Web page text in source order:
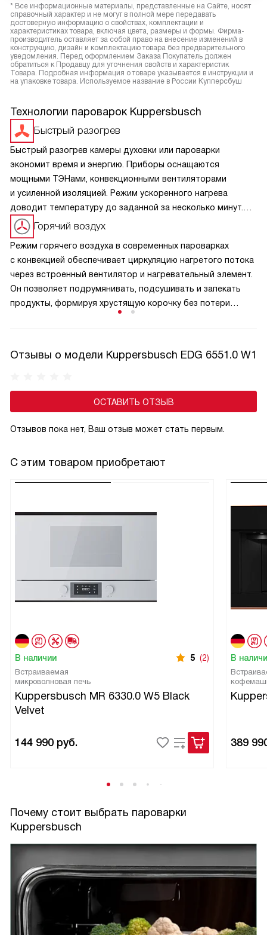
* Все информационные материалы, представленные на Сайте, носят
справочный характер и не могут в полной мере передавать
достоверную информацию о свойствах, комплектации и
характеристиках товара, включая цвета, размеры и формы. Фирма-
производитель оставляет за собой право на внесение изменений в
конструкцию, дизайн и комплектацию товара без предварительного
уведомления. Перед оформлением Заказа Покупатель должен
обратиться к Продавцу для уточнения свойств и характеристик
Товара. Подробная информация о товаре указывается в инструкции и
на упаковке товара. Используемое название в России Купперсбуш
Технологии пароварок Kuppersbusch
Быстрый разогрев
Быстрый разогрев камеры духовки или пароварки
экономит время и энергию. Приборы оснащаются
мощными ТЭНами, конвекционными вентиляторами
и усиленной изоляцией. Режим ускоренного нагрева
доводит температуру до заданной за несколько минут.
Точные датчики стабилизируют режим без перепадов.
Это важно для выпечки, требующей стабильного
термопрофиля, и для пара, сохраняющего витамины.
Умная электроника и оптимизированная конструкция
обеспечивают мгновенную готовность без лишних затрат.
Горячий воздух
Режим горячего воздуха в современных пароварках
с конвекцией обеспечивает циркуляцию нагретого потока
через встроенный вентилятор и нагревательный элемент.
Он позволяет подрумянивать, подсушивать и запекать
продукты, формируя хрустящую корочку без потери
блюдо, а горячий воздух фиксирует текстуру и аромат.
в компактный аналог духовки.
Отзывы о модели Kuppersbusch EDG 6551.0 W1
ОСТАВИТЬ ОТЗЫВ
Отзывов пока нет, Ваш отзыв может стать первым.
С этим товаром приобретают
В наличии 5 (2)
Встраиваемая
микроволновая печь
Kuppersbusch MR 6330.0 W5 Black
Velvet
144 990 руб.
В
389
Почему стоит выбрать пароварки
Kuppersbusch